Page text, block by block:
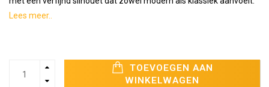
Lees meer..
TOEVOEGEN AAN
WINKELWAGEN